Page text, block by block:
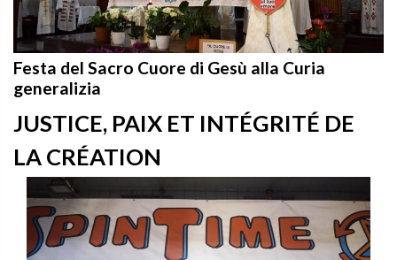
Festa del Sacro Cuore di Gesù alla Curia
generalizia
JUSTICE, PAIX ET INTÉGRITÉ DE
LA CRÉATION